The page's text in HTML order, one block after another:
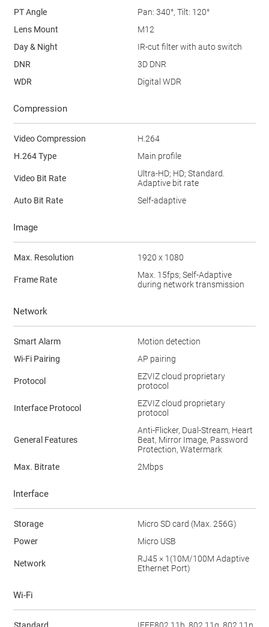
PT Angle
Pan: 340°, Tilt: 120°
Lens Mount
M12
Day & Night
IR-cut filter with auto switch
DNR
3D DNR
WDR
Digital WDR
Compression
Video Compression
H.264
H.264 Type
Main profile
Video Bit Rate
Ultra-HD; HD; Standard.
Adaptive bit rate
Auto Bit Rate
Self-adaptive
Image
Max. Resolution 1920 x 1080
Frame Rate
Max. 15fps; Self-Adaptive
during network transmission
Network
Smart Alarm
Motion detection
Wi-Fi Pairing
AP pairing
Protocol
EZVIZ cloud proprietary
protocol
Interface Protocol
EZVIZ cloud proprietary
protocol
General Features
Anti-Flicker, Dual-Stream, Heart
Beat, Mirror Image, Password
Protection, Watermark
Max. Bitrate
2Mbps
Interface
Storage
Micro SD card (Max. 256G)
Power
Micro USB
Network
RJ45 × 1(10M/100M Adaptive
Ethernet Port)
Wi-Fi
Standard
IEEE802.11b, 802.11g, 802.11n